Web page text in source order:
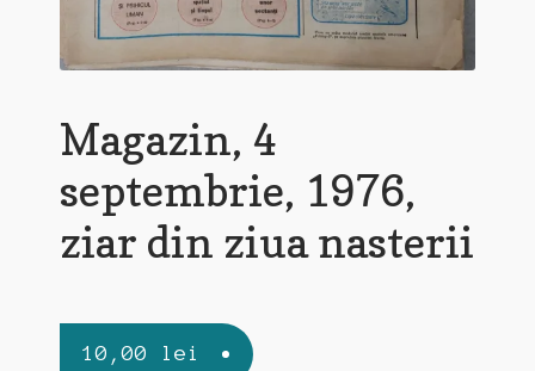
Magazin, 4
septembrie, 1976,
ziar din ziua nasterii
10,00 lei